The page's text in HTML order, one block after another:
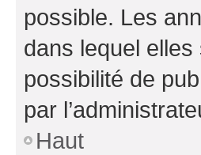
possible. Les
dans lequel
possibilité de
par
Haut